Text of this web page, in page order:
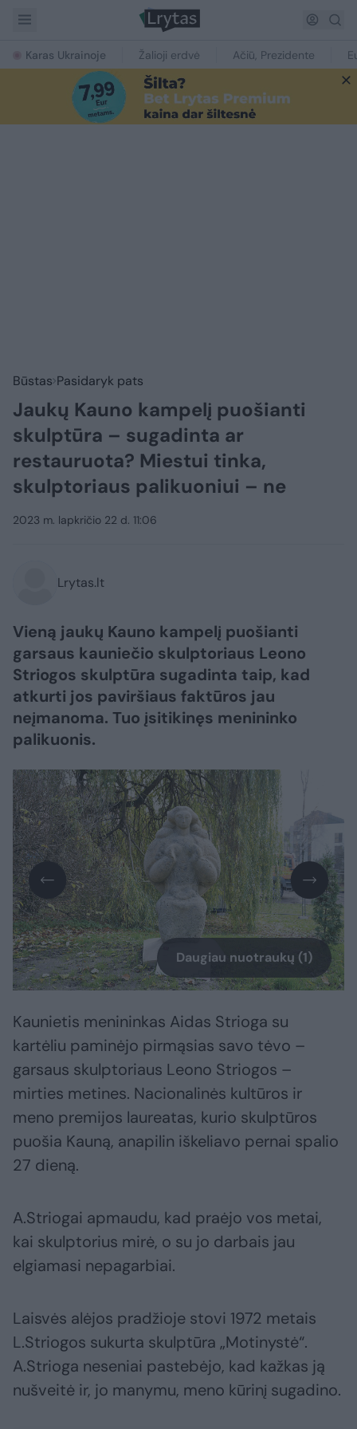
Karas Ukrainoje Žalioji erdvė Ačiū, Prezidente
Būstas Pasidaryk pats
Jaukų Kauno kampelį puošianti
skulptūra – sugadinta ar
restauruota? Miestui tinka,
skulptoriaus palikuoniui – ne
2023 m. lapkričio 22 d. 11:06
Lrytas.lt
Vieną jaukų Kauno kampelį puošianti
garsaus kauniečio skulptoriaus Leono
Striogos skulptūra sugadinta taip, kad
atkurti jos paviršiaus faktūros jau
neįmanoma. Tuo įsitikinęs menininko
palikuonis.
Daugiau nuotraukų (1)
Kaunietis menininkas Aidas Strioga su
kartėliu paminėjo pirmąsias savo tėvo –
garsaus skulptoriaus Leono Striogos –
mirties metines. Nacionalinės kultūros ir
meno premijos laureatas, kurio skulptūros
puošia Kauną, anapilin iškeliavo pernai spalio
27 dieną.
A.Striogai apmaudu, kad praėjo vos metai,
kai skulptorius mirė, o su jo darbais jau
elgiamasi nepagarbiai.
Laisvės alėjos pradžioje stovi 1972 metais
L.Striogos sukurta skulptūra „Motinystė“.
A.Strioga neseniai pastebėjo, kad kažkas ją
nušveitė ir, jo manymu, meno kūrinį sugadino.